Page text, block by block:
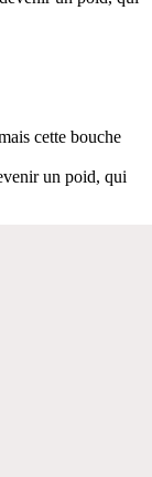
cette bouche
un poid, qui